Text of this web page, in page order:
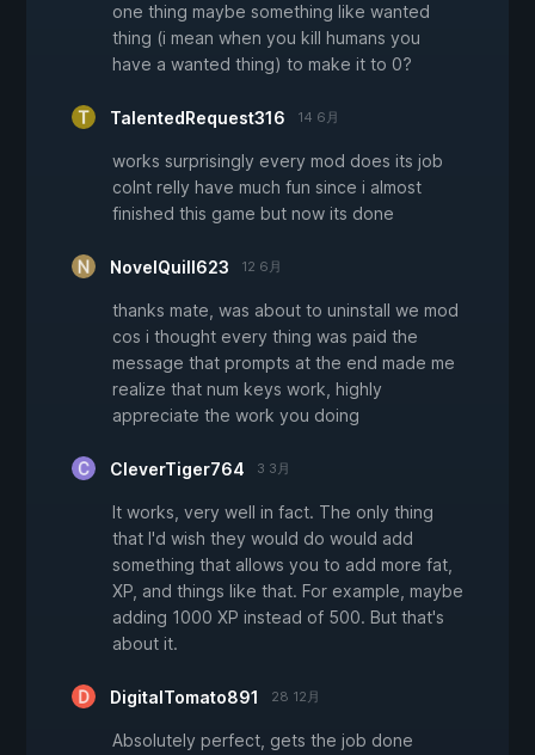
one thing maybe something like wanted
thing (i mean when you kill humans you
have a wanted thing) to make it to 0?
TalentedRequest316 14 6月
works surprisingly every mod does its job
colnt relly have much fun since i almost
finished this game but now its done
NovelQuill623 12 6月
thanks mate, was about to uninstall we mod
cos i thought every thing was paid the
message that prompts at the end made me
realize that num keys work, highly
appreciate the work you doing
CleverTiger764 3 3月
It works, very well in fact. The only thing
that I'd wish they would do would add
something that allows you to add more fat,
XP, and things like that. For example, maybe
adding 1000 XP instead of 500. But that's
about it.
DigitalTomato891 28 12月
Absolutely perfect, gets the job done